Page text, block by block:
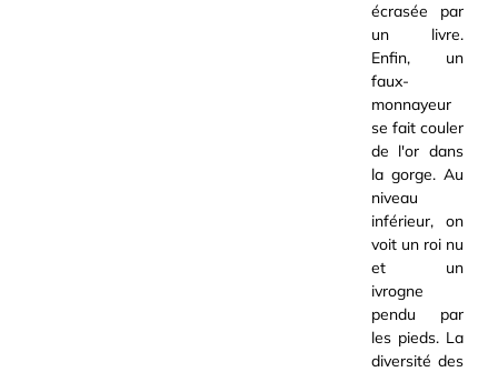
écrasée par
un livre.
Enfin, un
faux-
monnayeur
se fait couler
de l'or dans
la gorge. Au
niveau
inférieur, on
voit un roi nu
et un
ivrogne
pendu par
les pieds. La
diversité des